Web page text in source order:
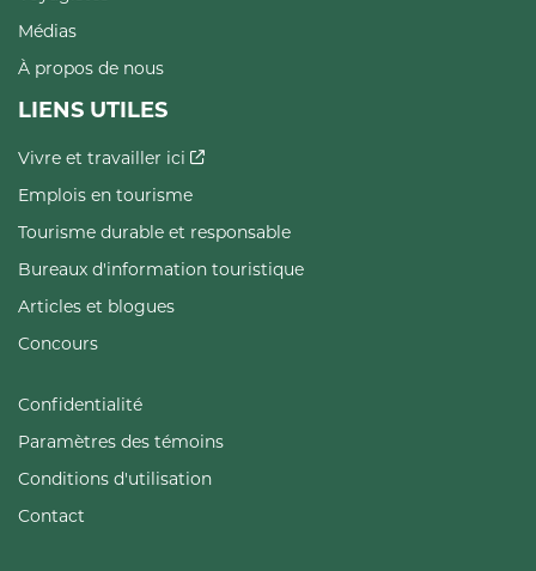
Médias
À propos de nous
LIENS UTILES
Vivre et travailler ici
Emplois en tourisme
Tourisme durable et responsable
Bureaux d'information touristique
Articles et blogues
Concours
Confidentialité
Paramètres des témoins
Conditions d'utilisation
Contact